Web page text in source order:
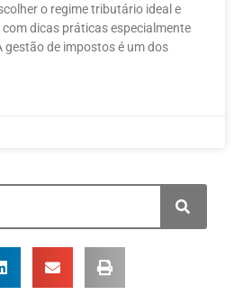
o regime tributário ideal e
dicas práticas especialmente
de impostos é um dos